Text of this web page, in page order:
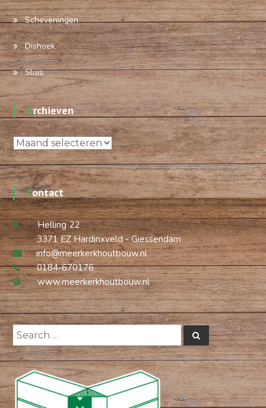
Scheveningen
Dishoek
Sluis
Archieven
Archieven
Contact
Helling 22
3371 EZ Hardinxveld - Giessendam
info@meerkerkhoutbouw.nl
0184-670176
www.meerkerkhoutbouw.nl
Search
for:
Search